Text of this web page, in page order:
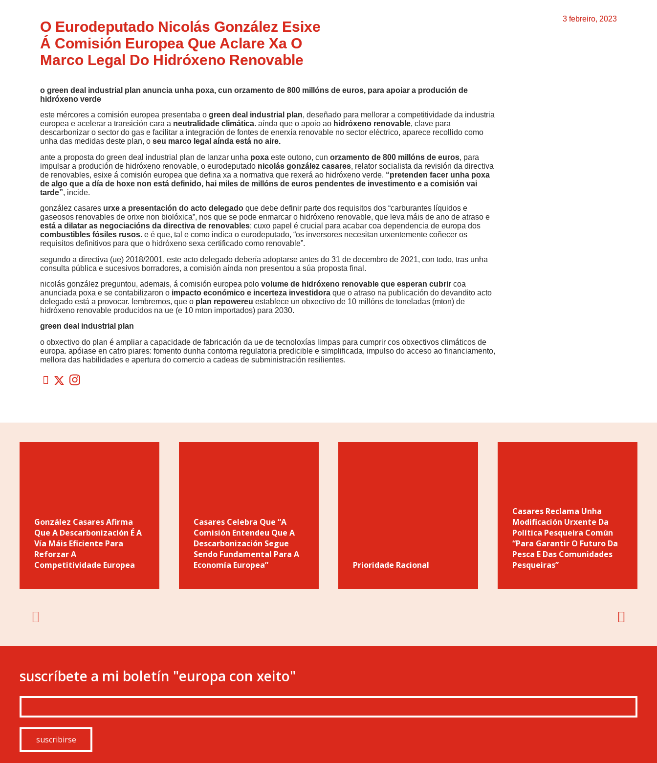
O Eurodeputado Nicolás González Esixe
Á Comisión Europea Que Aclare Xa O
Marco Legal Do Hidróxeno Renovable
3 febreiro, 2023
o green deal industrial plan anuncia unha poxa, cun orzamento de 800 millóns de euros, para apoiar a produción de
hidróxeno verde
este mércores a comisión europea presentaba o green deal industrial plan, deseñado para mellorar a competitividade da industria
europea e acelerar a transición cara a neutralidade climática. aínda que o apoio ao hidróxeno renovable, clave para
descarbonizar o sector do gas e facilitar a integración de fontes de enerxía renovable no sector eléctrico, aparece recollido como
unha das medidas deste plan, o seu marco legal aínda está no aire.
ante a proposta do green deal industrial plan de lanzar unha poxa este outono, cun orzamento de 800 millóns de euros, para
impulsar a produción de hidróxeno renovable, o eurodeputado nicolás gonzález casares, relator socialista da revisión da directiva
de renovables, esixe á comisión europea que defina xa a normativa que rexerá ao hidróxeno verde. “pretenden facer unha poxa
de algo que a día de hoxe non está definido, hai miles de millóns de euros pendentes de investimento e a comisión vai
tarde”, incide.
gonzález casares urxe a presentación do acto delegado que debe definir parte dos requisitos dos “carburantes líquidos e
gaseosos renovables de orixe non biolóxica”, nos que se pode enmarcar o hidróxeno renovable, que leva máis de ano de atraso e
está a dilatar as negociacións da directiva de renovables; cuxo papel é crucial para acabar coa dependencia de europa dos
combustibles fósiles rusos. e é que, tal e como indica o eurodeputado, “os inversores necesitan urxentemente coñecer os
requisitos definitivos para que o hidróxeno sexa certificado como renovable”.
segundo a directiva (ue) 2018/2001, este acto delegado debería adoptarse antes do 31 de decembro de 2021, con todo, tras unha
consulta pública e sucesivos borradores, a comisión aínda non presentou a súa proposta final.
nicolás gonzález preguntou, ademais, á comisión europea polo volume de hidróxeno renovable que esperan cubrir coa
anunciada poxa e se contabilizaron o impacto económico e incerteza investidora que o atraso na publicación do devandito acto
delegado está a provocar. lembremos, que o plan repowereu establece un obxectivo de 10 millóns de toneladas (mton) de
hidróxeno renovable producidos na ue (e 10 mton importados) para 2030.
green deal industrial plan
o obxectivo do plan é ampliar a capacidade de fabricación da ue de tecnoloxías limpas para cumprir cos obxectivos climáticos de
europa. apóiase en catro piares: fomento dunha contorna regulatoria predicible e simplificada, impulso do acceso ao financiamento,
mellora das habilidades e apertura do comercio a cadeas de subministración resilientes.
González Casares Afirma
Que A Descarbonización É A
Vía Máis Eficiente Para
Reforzar A
Competitividade Europea
Casares Celebra Que “a
Comisión Entendeu Que A
Descarbonización Segue
Sendo Fundamental Para A
Economía Europea”
Prioridade Racional
Casares Reclama Unha
Modificación Urxente Da
Política Pesqueira Común
“para Garantir O Futuro Da
Pesca E Das Comunidades
Pesqueiras”
suscríbete a mi boletín "europa con xeito"
suscribirse